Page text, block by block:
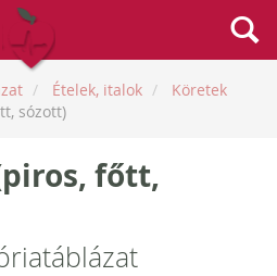
Ételek, italok
Köretek
sózott)
főtt,